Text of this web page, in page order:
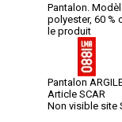
Pantalon.
polyester, 60 %
le produit
Pantalon
Article SCAR
Non visible site